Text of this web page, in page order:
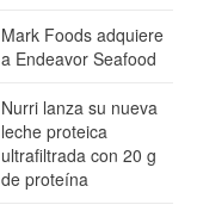
Mark Foods adquiere
a Endeavor Seafood
Nurri lanza su nueva
leche proteica
ultrafiltrada con 20 g
de proteína